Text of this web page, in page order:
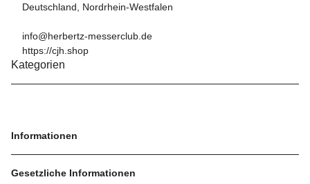
Deutschland, Nordrhein-Westfalen
info@herbertz-messerclub.de
https://cjh.shop
Kategorien
Informationen
Gesetzliche Informationen